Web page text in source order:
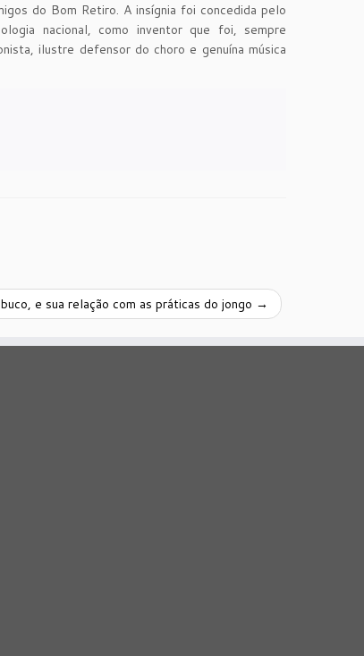
do Bom Retiro. A insígnia foi concedida pelo
nacional, como inventor que foi, sempre
ilustre defensor do choro e genuína música
e sua relação com as práticas do jongo →